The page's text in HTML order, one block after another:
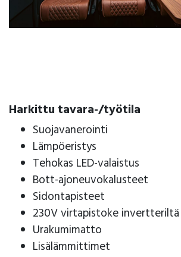
Harkittu tavara-/työtila
Suojavanerointi
Lämpöeristys
Tehokas LED-valaistus
Bott-ajoneuvokalusteet
Sidontapisteet
230V virtapistoke invertteriltä
Urakumimatto
Lisälämmittimet